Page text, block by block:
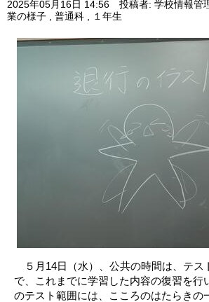
2025年05月16日 14:56 投稿者: 学校情報管
業の様子 , 普通科 , １年生
５月14日（水）、公共の時間は、テス
で、これまでに学習した内容の復習を
のテスト範囲には、こころのはたらきの